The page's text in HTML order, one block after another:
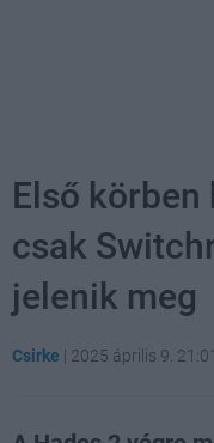
Első körben
csak
jelenik meg
Csirke | 2025 április 9. 21:01